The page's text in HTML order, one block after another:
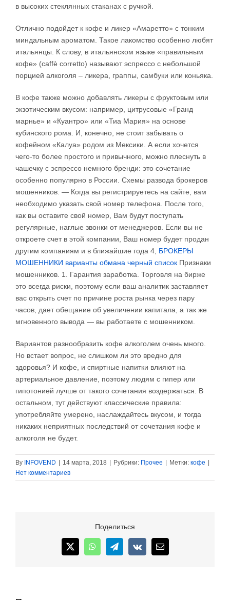
в высоких стеклянных стаканах с ручкой.
Отлично подойдет к кофе и ликер «Амаретто» с тонким
миндальным ароматом. Такое лакомство особенно любят
итальянцы. К слову, в итальянском языке «правильным
кофе» (caffè corretto) называют эспрессо с небольшой
порцией алкоголя – ликера, граппы, самбуки или коньяка.
В кофе также можно добавлять ликеры с фруктовым или
экзотическим вкусом: например, цитрусовые «Гранд
марнье» и «Куантро» или «Тиа Мария» на основе
кубинского рома. И, конечно, не стоит забывать о
кофейном «Калуа» родом из Мексики. А если хочется
чего-то более простого и привычного, можно плеснуть в
чашечку с эспрессо немного бренди: это сочетание
особенно популярно в России. Схемы развода брокеров
мошенников. — Когда вы регистрируетесь на сайте, вам
необходимо указать свой номер телефона. После того,
как вы оставите свой номер, Вам будут поступать
регулярные, наглые звонки от менеджеров. Если вы не
откроете счет в этой компании, Ваш номер будет продан
другим компаниям и в ближайшие года 4, БРОКЕРЫ
МОШЕННИКИ варианты обмана черный список Признаки
мошенников. 1. Гарантия заработка. Торговля на бирже
это всегда риски, поэтому если ваш аналитик заставляет
вас открыть счет по причине роста рынка через пару
часов, дает обещание об увеличении капитала, а так же
мгновенного вывода — вы работаете с мошенником.
Вариантов разнообразить кофе алкоголем очень много.
Но встает вопрос, не слишком ли это вредно для
здоровья? И кофе, и спиртные напитки влияют на
артериальное давление, поэтому людям с гипер или
гипотонией лучше от такого сочетания воздержаться. В
остальном, тут действуют классические правила:
употребляйте умерено, наслаждайтесь вкусом, и тогда
никаких неприятных последствий от сочетания кофе и
алкоголя не будет.
By INFOVEND 14 марта, 2018 Рубрики: Прочее Метки: кофе
Нет комментариев
Поделиться
X WhatsAppTelegram
Vk Email